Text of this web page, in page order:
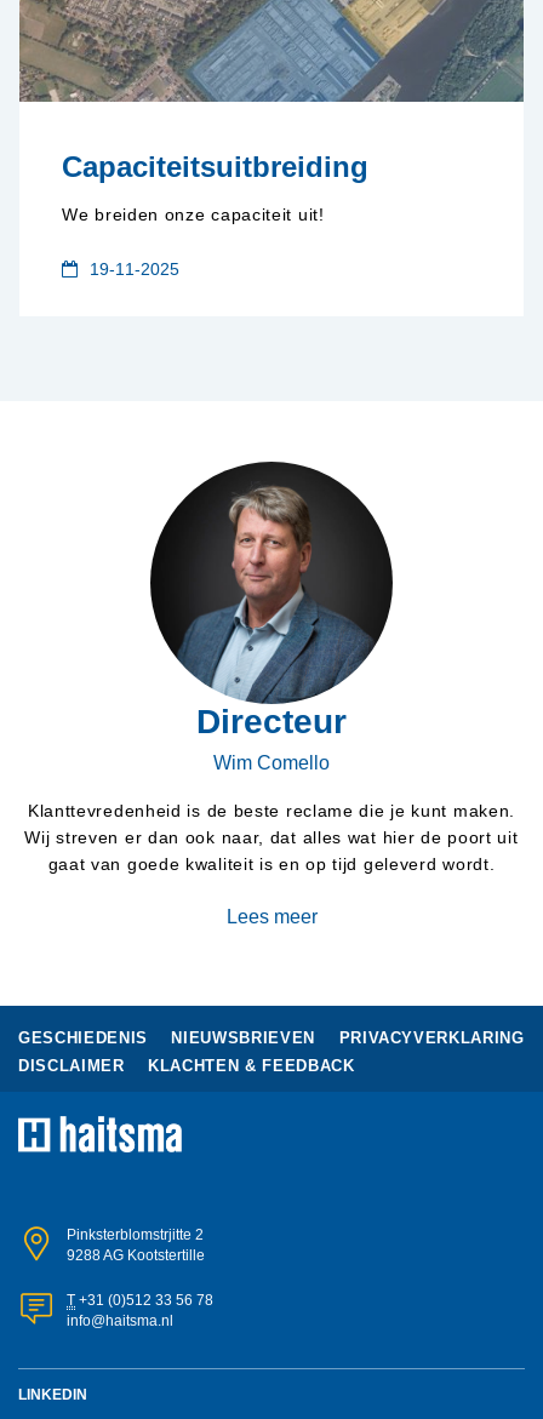
Capaciteitsuitbreiding
We breiden onze capaciteit uit!
19-11-2025
Directeur
Wim Comello
Klanttevredenheid is de beste reclame die je kunt maken.
Wij streven er dan ook naar, dat alles wat hier de poort uit
gaat van goede kwaliteit is en op tijd geleverd wordt.
Lees meer
GESCHIEDENIS NIEUWSBRIEVEN
PRIVACYVERKLARING
DISCLAIMER
KLACHTEN & FEEDBACK
Pinksterblomstrjitte 2
9288 AG Kootstertille
T +31 (0)512 33 56 78
info@haitsma.nl
LINKEDIN